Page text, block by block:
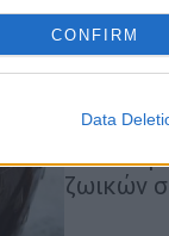
CONFIRM
Data
Δεν
τέτοια
ζωικών